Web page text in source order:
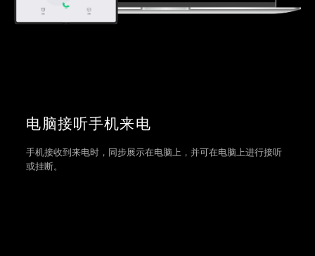
电脑接听手机来电
手机接收到来电时，同步展示在电脑上，并可在电脑上进行接听
或挂断。